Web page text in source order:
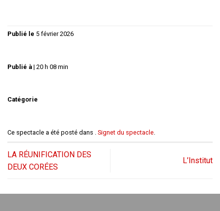
Publié le 5 février 2026
Publié à | 20 h 08 min
Catégorie
Ce spectacle a été posté dans . Signet du spectacle.
LA RÉUNIFICATION DES
DEUX CORÉES
L’Institut